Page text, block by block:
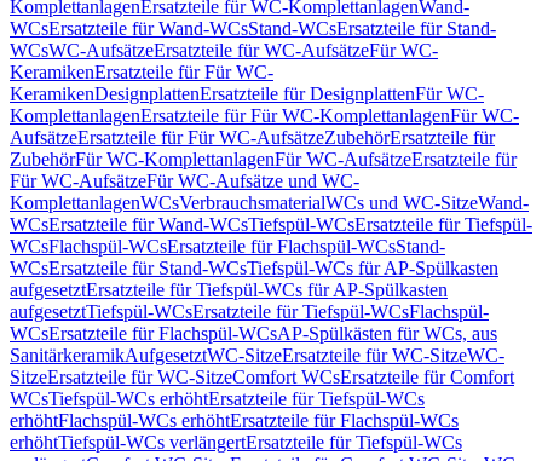
KomplettanlagenErsatzteile für WC-KomplettanlagenWand-
WCsErsatzteile für Wand-WCsStand-WCsErsatzteile für Stand-
WCsWC-AufsätzeErsatzteile für WC-AufsätzeFür WC-
KeramikenErsatzteile für Für WC-
KeramikenDesignplattenErsatzteile für DesignplattenFür WC-
KomplettanlagenErsatzteile für Für WC-KomplettanlagenFür WC-
AufsätzeErsatzteile für Für WC-AufsätzeZubehörErsatzteile für
ZubehörFür WC-KomplettanlagenFür WC-AufsätzeErsatzteile für
Für WC-AufsätzeFür WC-Aufsätze und WC-
KomplettanlagenWCsVerbrauchsmaterialWCs und WC-SitzeWand-
WCsErsatzteile für Wand-WCsTiefspül-WCsErsatzteile für Tiefspül-
WCsFlachspül-WCsErsatzteile für Flachspül-WCsStand-
WCsErsatzteile für Stand-WCsTiefspül-WCs für AP-Spülkasten
aufgesetztErsatzteile für Tiefspül-WCs für AP-Spülkasten
aufgesetztTiefspül-WCsErsatzteile für Tiefspül-WCsFlachspül-
WCsErsatzteile für Flachspül-WCsAP-Spülkästen für WCs, aus
SanitärkeramikAufgesetztWC-SitzeErsatzteile für WC-SitzeWC-
SitzeErsatzteile für WC-SitzeComfort WCsErsatzteile für Comfort
WCsTiefspül-WCs erhöhtErsatzteile für Tiefspül-WCs
erhöhtFlachspül-WCs erhöhtErsatzteile für Flachspül-WCs
erhöhtTiefspül-WCs verlängertErsatzteile für Tiefspül-WCs